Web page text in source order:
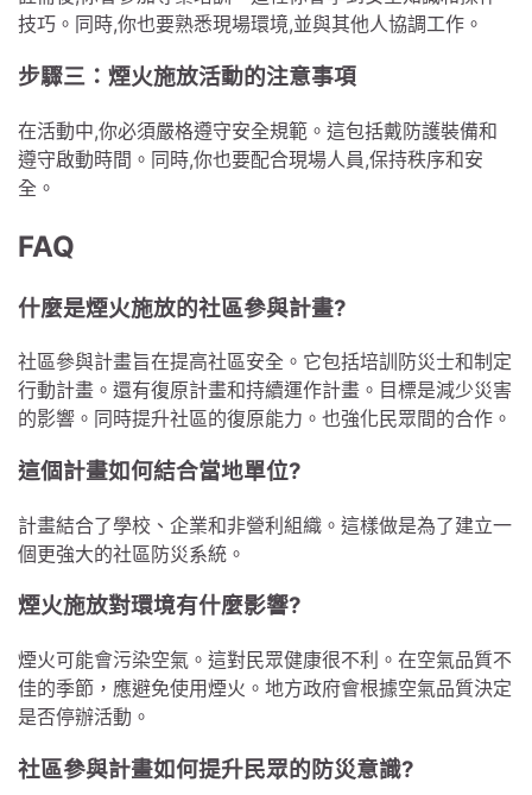
技巧。同時,你也要熟悉現場環境,並與其他人協調工作。
步驟三：煙火施放活動的注意事項
在活動中,你必須嚴格遵守安全規範。這包括戴防護裝備和
遵守啟動時間。同時,你也要配合現場人員,保持秩序和安
全。
FAQ
什麼是煙火施放的社區參與計畫?
社區參與計畫旨在提高社區安全。它包括培訓防災士和制定
行動計畫。還有復原計畫和持續運作計畫。目標是減少災害
的影響。同時提升社區的復原能力。也強化民眾間的合作。
這個計畫如何結合當地單位?
計畫結合了學校、企業和非營利組織。這樣做是為了建立一
個更強大的社區防災系統。
煙火施放對環境有什麼影響?
煙火可能會污染空氣。這對民眾健康很不利。在空氣品質不
佳的季節，應避免使用煙火。地方政府會根據空氣品質決定
是否停辦活動。
社區參與計畫如何提升民眾的防災意識?